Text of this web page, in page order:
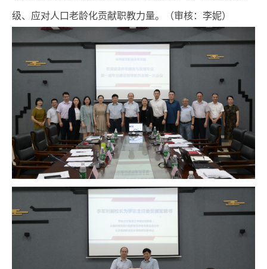
级、应对人口老龄化贡献职教力量。 （审核：李妮）